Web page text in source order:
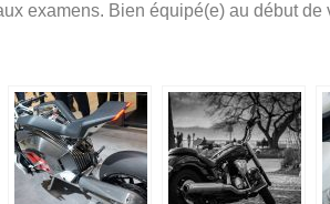
examens. Bien équipé(e) au début de